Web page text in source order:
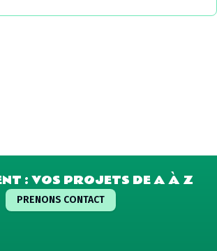
: VOS PROJETS DE A À Z
PRENONS CONTACT